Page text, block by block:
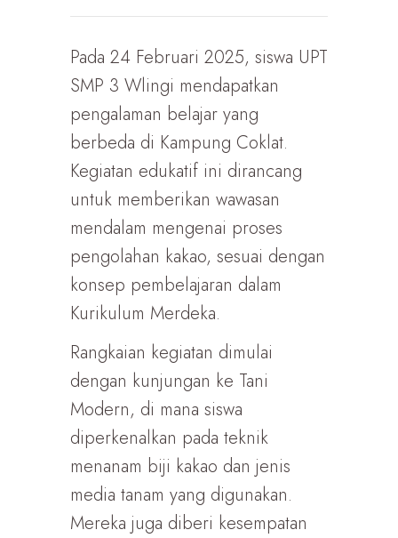
Pada 24 Februari 2025, siswa UPT
SMP 3 Wlingi mendapatkan
pengalaman belajar yang
berbeda di Kampung Coklat.
Kegiatan edukatif ini dirancang
untuk memberikan wawasan
mendalam mengenai proses
pengolahan kakao, sesuai dengan
konsep pembelajaran dalam
Kurikulum Merdeka.
Rangkaian kegiatan dimulai
dengan kunjungan ke Tani
Modern, di mana siswa
diperkenalkan pada teknik
menanam biji kakao dan jenis
media tanam yang digunakan.
Mereka juga diberi kesempatan